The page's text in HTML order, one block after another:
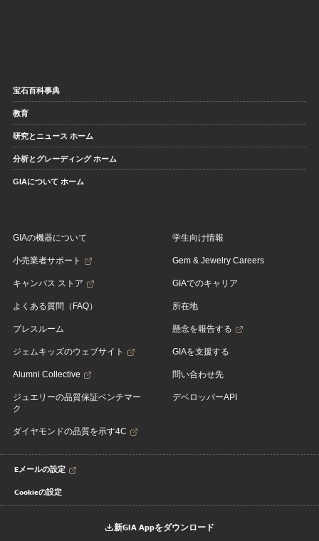
宝石百科事典
教育
研究とニュース ホーム
分析とグレーディング ホーム
GIAについて ホーム
GIAの機器について
小売業者サポート
キャンパス ストア
よくある質問（FAQ）
プレスルーム
ジェムキッズのウェブサイト
Alumni Collective
ジュエリーの品質保証ベンチマー
ク
ダイヤモンドの品質を示す4C
学生向け情報
Gem & Jewelry Careers
GIAでのキャリア
所在地
懸念を報告する
GIAを支援する
問い合わせ先
デベロッパーAPI
Eメールの設定
Cookieの設定
新GIA Appをダウンロード